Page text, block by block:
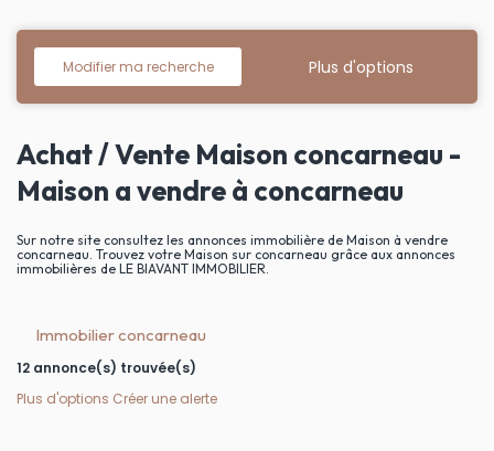
Nos biens
Nos agences
Contact
Modifier ma recherche Plus d'options
Achat / Vente Maison concarneau -
Maison a vendre à concarneau
Sur notre site consultez les annonces immobilière de Maison à vendre
concarneau. Trouvez votre Maison sur concarneau grâce aux annonces
immobilières de LE BIAVANT IMMOBILIER.
Immobilier concarneau
12 annonce(s) trouvée(s)
Plus d'options Créer une alerte